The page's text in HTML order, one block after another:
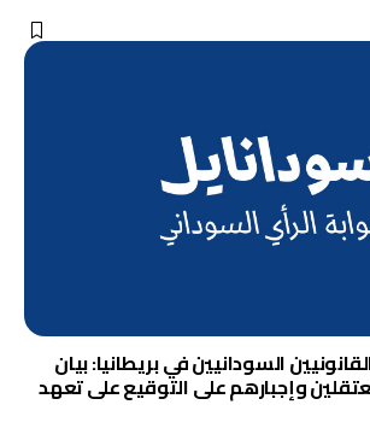
السودانيين في بريطانيا: بيان
وإجبارهم على التوقيع على تعهد